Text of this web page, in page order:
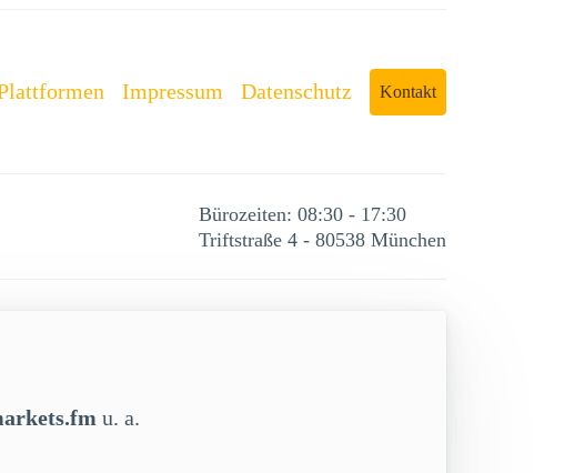
Impressum Datenschutz Kontakt
Bürozeiten: 08:30 - 17:30
Triftstraße 4 - 80538 München
u. a.